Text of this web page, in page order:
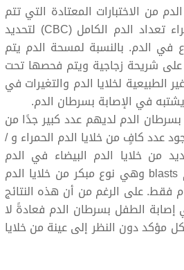
من الاختبارات المعتادة التي تتم
على هذه العينات يتم إجراء تعداد الدم الكامل (CBC) لتحديد
في الدم. بالنسبة لمسحة الدم يتم
شريحة زجاجية ويتم فحصها تحت
الطبيعية لخلايا الدم والتغيرات في
في الإصابة بسرطان الدم.
الدم لديهم عدد كبير جدًا من
عدد كافٍ من خلايا الدم الحمراء و /
من خلايا الدم البيضاء في الدم
ستكون عبارة عن خلايا دم blasts وهي نوع مبكر من خلايا الدم
فقط. على الرغم من أن هذه النتائج
الطفل بسرطان الدم فعادةً لا
دون النظر إلى عينة من خلايا